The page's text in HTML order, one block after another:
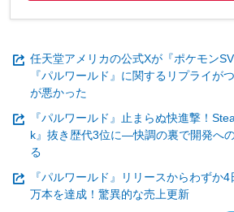
任天堂アメリカの公式Xが『ポケモン
『パルワールド』に関するリプライが
が悪かった
『パルワールド』止まらぬ快進撃！
k』抜き歴代3位に―快調の裏で開発へ
る
『パルワールド』リリースからわずか
万本を達成！驚異的な売上更新